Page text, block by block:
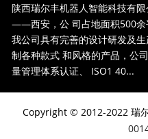
陕西瑞尔丰机器人智能科技有
——西安，公 司占地面积500余
我公司具有完善的设计研发及
制各种款式 和风格的产品，公
量管理体系认证、 ISO1 40...
Copyright © 2012-2022 瑞